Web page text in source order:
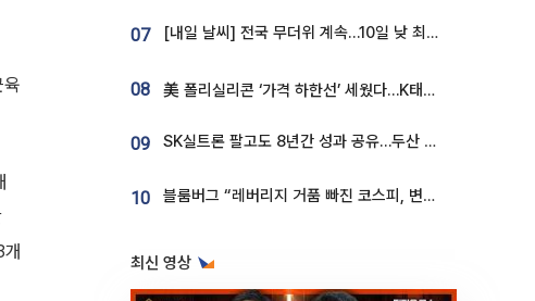
07 [내일 날씨] 전국 무더위 계속…10일 낮 최고 34도 육박
08 美 폴리실리콘 ‘가격 하한선’ 세웠다…K태양광 수혜 기대
09 SK실트론 팔고도 8년간 성과 공유…두산 인수대금 2.3조가 끝 아냐
10 블룸버그 “레버리지 거품 빠진 코스피, 변동성 최악 국면 지났을 가능성”
최신 영상